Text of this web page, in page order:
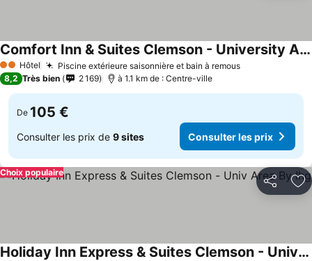
2 Étoiles
Hôtel Piscine extérieure saisonnière et bain à remous
Comfort Inn & Suites Clemson - University Area
8,2 Très bien 2 169 à 1.1 km de : Centre-ville
De 105 €
Consulter les prix de 9 sites Consulter les prix
Partager
Choix populaire
Holiday Inn Express & Suites Clemson - Univ Area By Ihg